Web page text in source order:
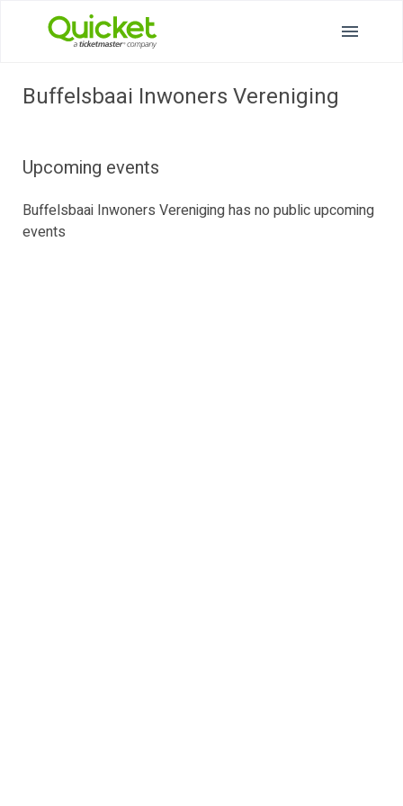
Buffelsbaai Inwoners Vereniging
Upcoming events
Buffelsbaai Inwoners Vereniging has no public upcoming
events